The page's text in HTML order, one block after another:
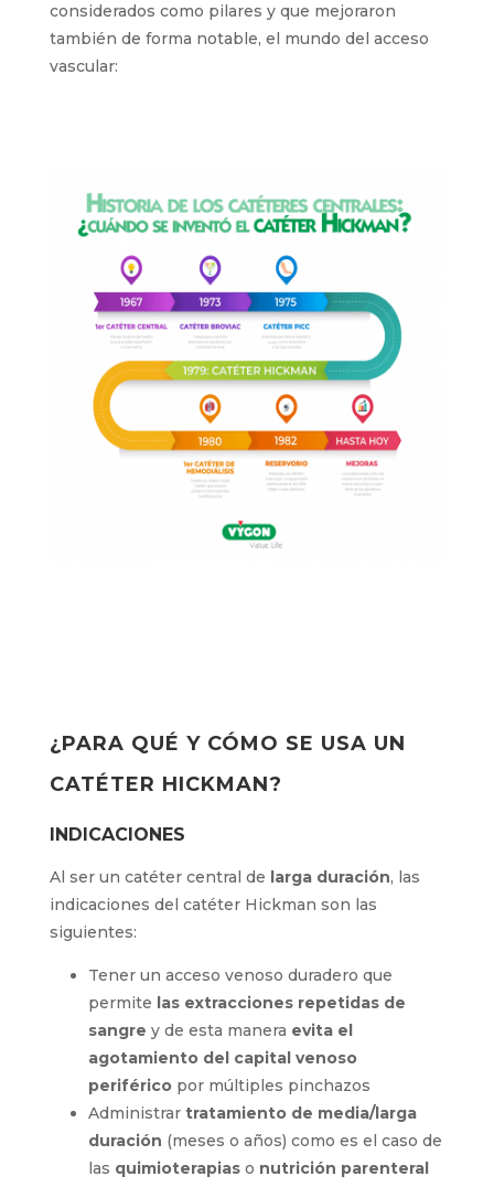
también de forma notable, el mundo del acceso
CATÉTER HICKMAN?
indicaciones del catéter Hickman son las
siguientes:
permitelas extracciones repetidas de
sangrey de esta maneraevita el
agotamiento del capital venoso
periféricopor múltiples pinchazos
Administrartratamiento de media/larga
duración(meses o años) como es el caso
de lasquimioterapiasonutrición
parenteral